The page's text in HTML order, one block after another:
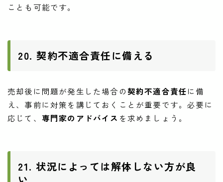
ことも可能です。
20. 契約不適合責任に備える
売却後に問題が発生した場合の 契約不適合責任に備
え、事前に対策を講じておくことが重要です。必要に
応じて、 専門家のアドバイス を求めましょう。
21. 状況によっては解体しない方が良